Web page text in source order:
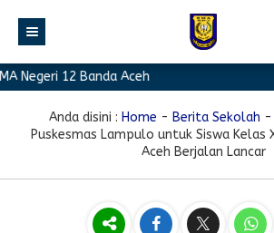
BERANDA
PROFIL
Sambutan Kepala Sekolah
Sejarah Singkat
Berita Prestasi
Berita Sekolah
PROGRAM
12 Banda Aceh
Anda disini : Home - Berita Sekolah -
Puskesmas Lampulo untuk Siswa Kelas
Aceh Berjalan Lancar